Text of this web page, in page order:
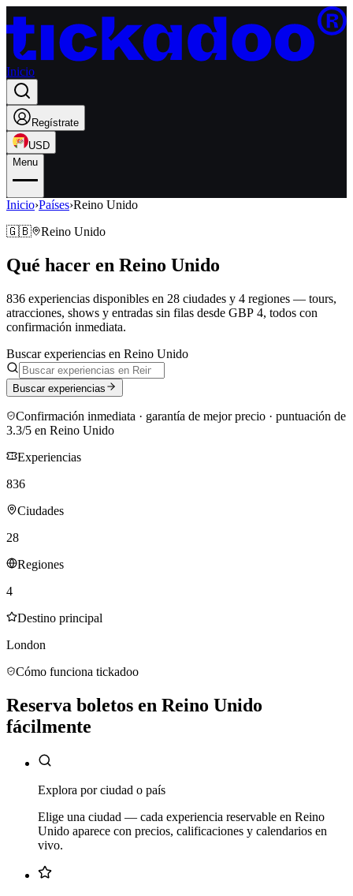
Inicio
Regístrate
USD
Menu
Inicio›Países›Reino Unido
🇬🇧
Reino Unido
Qué hacer en Reino Unido
836 experiencias disponibles en 28 ciudades y 4 regiones — tours,
atracciones, shows y entradas sin filas desde GBP 4, todos con
confirmación inmediata.
Buscar experiencias en Reino Unido
Buscar experiencias
Confirmación inmediata · garantía de mejor precio · puntuación de
3.3/5 en Reino Unido
Experiencias
836
Ciudades
28
Regiones
4
Destino principal
London
Cómo funciona tickadoo
Reserva boletos en Reino Unido
fácilmente
Explora por ciudad o país
Elige una ciudad — cada experiencia reservable en Reino
Unido aparece con precios, calificaciones y calendarios en
vivo.